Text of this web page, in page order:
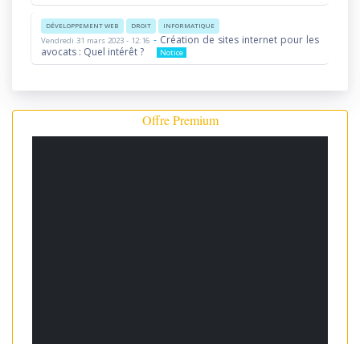
DÉVELOPPEMENT WEB DROIT INFORMATIQUE
Vendredi 31 mars 2023 - 12:16 - Création de sites internet pour les
avocats : Quel intérêt ?
Notice
Offre Premium